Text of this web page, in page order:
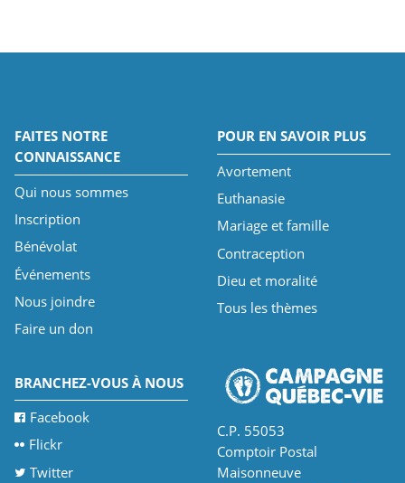
FAITES NOTRE
CONNAISSANCE
Qui nous sommes
Inscription
Bénévolat
Événements
Nous joindre
Faire un don
POUR EN SAVOIR PLUS
Avortement
Euthanasie
Mariage et famille
Contraception
Dieu et moralité
Tous les thèmes
BRANCHEZ-VOUS À NOUS
Facebook
Flickr
Twitter
C.P. 55053
Comptoir Postal
Maisonneuve